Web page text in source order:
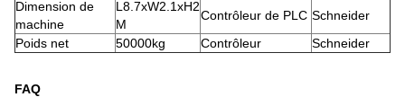
Dimension de
machine
L8.7xW2.1xH2
M
Contrôleur de PLC Schneider
Poids net
50000kg Contrôleur Schneider
FAQ